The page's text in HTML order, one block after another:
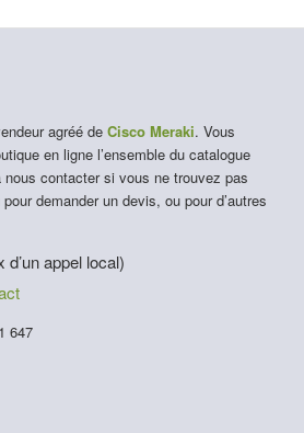
agréé de Cisco Meraki. Vous
en ligne l’ensemble du catalogue
nous contacter si vous ne trouvez pas
demander un devis, ou pour d’autres
d’un appel local)
647